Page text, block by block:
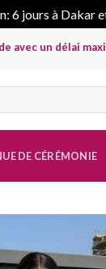
6 jours à Dakar
maximal de
DE CÉRÉMONIE